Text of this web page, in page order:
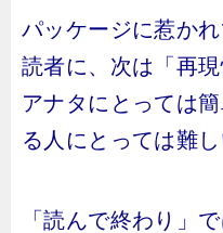
パッケージに惹か
読者に、次は「再現
アナタにとっては
る人にとっては難
「読んで終わり」